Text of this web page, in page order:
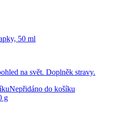
50 ml
na svět. Doplněk stravy.
Nepřidáno do košíku